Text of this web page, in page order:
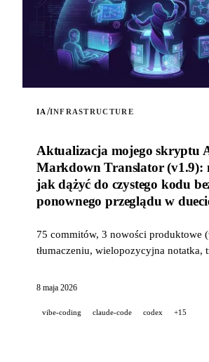
IA /INFRASTRUCTURE
Aktualizacja mojego skryptu
Markdown Translator (v1.9):
jak dążyć do czystego kodu
ponownego przeglądu w
75 commitów, 3 nowości produktowe
tłumaczeniu, wielopozycyjna notatka,
testów, recenzja PR wspomagana
w duecie z AI.
8 maja 2026
vibe-coding claude-code codex +15